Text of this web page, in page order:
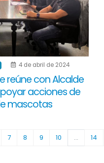
4 de abril de 2024
reúne con Alcalde
acciones de
mascotas
7 8 9 10 ... 14